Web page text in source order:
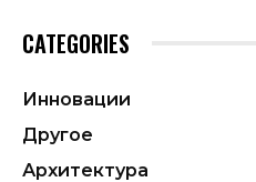
CATEGORIES
Инновации
Другое
Архитектура